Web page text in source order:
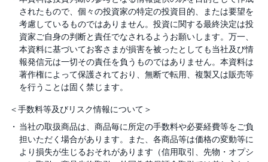
店
頭
C
F
D
S
T(
セ
キ
ュ
リ
テ
ィ
・
されたもので、個々の投資家の特定の投資目的、または要望を
考慮しているものではありません。投資に関する最終決定は投
資家ご自身の判断と責任でなされるようお願いします。万一、
本資料に基づいてお客さまが損害を被ったとしても当社及び情
報発信元は一切その責任を負うものではありません。本資料は
著作権によって保護されており、無断で転用、複製又は販売等
を行うことは固く禁じます。
＜手数料等及びリスク情報について＞
当社の取扱商品は、商品毎に所定の手数料や必要経費等をご負
担いただく場合があります。また、各商品等は価格の変動等に
より損失が生じるおそれがあります（信用取引、先物・オプシ